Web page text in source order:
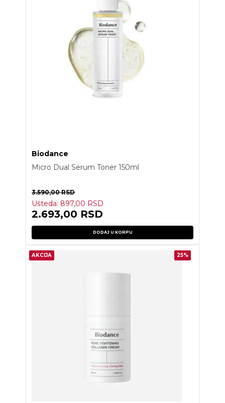
Biodance
Micro Dual Serum Toner 150ml
3.590,00RSD
Ušteda: 897,00 RSD
2.693,00 RSD
DODAJ U KORPU
AKCIJA 25%